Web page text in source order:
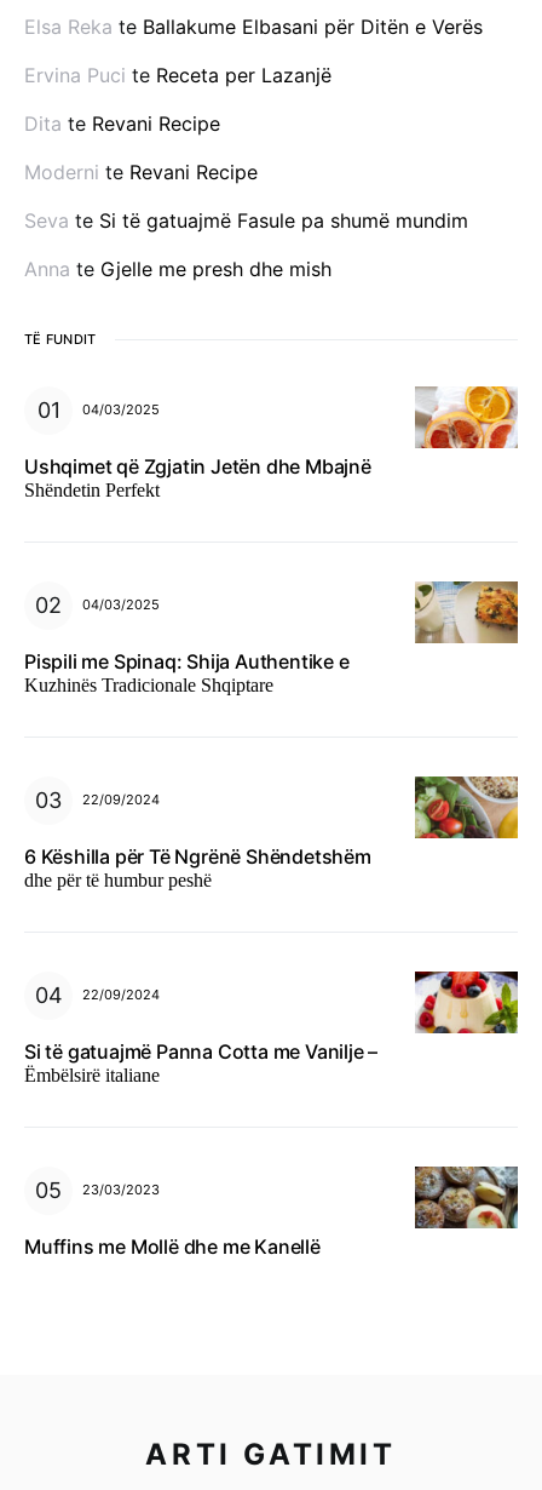
Elsa Reka te Ballakume Elbasani për Ditën e Verës
Ervina Puci te Receta per Lazanjë
Dita te Revani Recipe
Moderni te Revani Recipe
Seva te Si të gatuajmë Fasule pa shumë mundim
Anna te Gjelle me presh dhe mish
TË FUNDIT
04/03/2025
Ushqimet që Zgjatin Jetën dhe Mbajnë
Shëndetin Perfekt
04/03/2025
Pispili me Spinaq: Shija Authentike e
Kuzhinës Tradicionale Shqiptare
22/09/2024
6 Këshilla për Të Ngrënë Shëndetshëm
dhe për të humbur peshë
22/09/2024
Si të gatuajmë Panna Cotta me Vanilje –
Ëmbëlsirë italiane
23/03/2023
Muffins me Mollë dhe me Kanellë
ARTI GATIMIT